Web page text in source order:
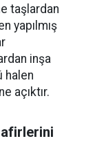
taşlardan
yapılmış
inşa
halen
açıktır.